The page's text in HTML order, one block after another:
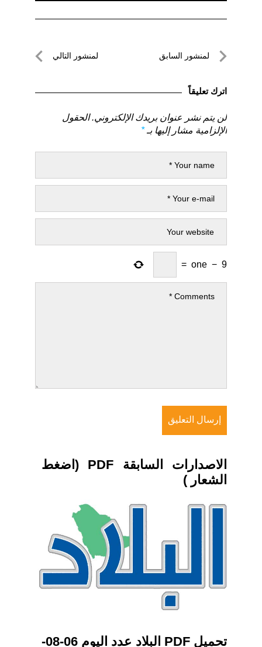
تصفّحلمنشور السابق
السابق
لمنشور التالي
اترك تعليقاً
لن يتم نشر عنوان بريدك الإلكتروني. الحقول
الإلزامية مشار إليها بـ*
9
−
one
=
الاصدارات السابقة PDF (اضغط
الشعار )
تحميل PDF البلاد عدد اليوم 06-08-